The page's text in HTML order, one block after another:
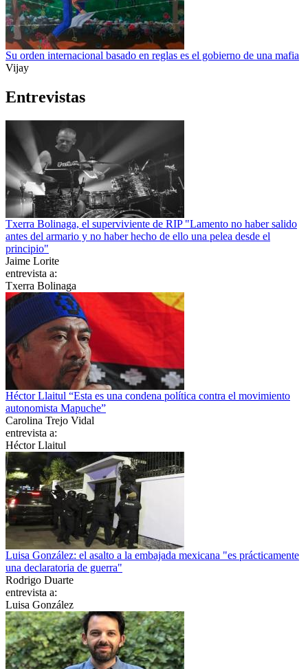
Su orden internacional basado en reglas es el gobierno de una mafia
Vijay
Entrevistas
Txerra Bolinaga, el superviviente de RIP "Lamento no haber salido
antes del armario y no haber hecho de ello una pelea desde el
principio"
Jaime Lorite
entrevista a:
Txerra Bolinaga
Héctor Llaitul “Esta es una condena política contra el movimiento
autonomista Mapuche”
Carolina Trejo Vidal
entrevista a:
Héctor Llaitul
Luisa González: el asalto a la embajada mexicana "es prácticamente
una declaratoria de guerra"
Rodrigo Duarte
entrevista a:
Luisa González